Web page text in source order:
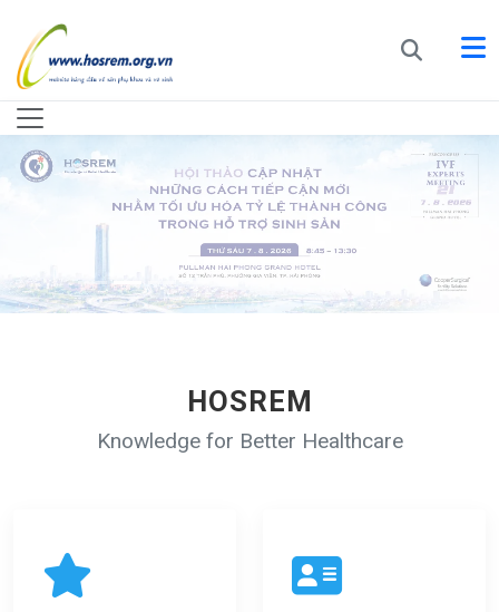
HOSREM
Knowledge for Better Healthcare